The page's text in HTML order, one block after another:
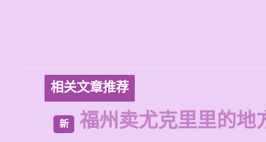
相关文章推荐
新 福州卖尤克里里的地